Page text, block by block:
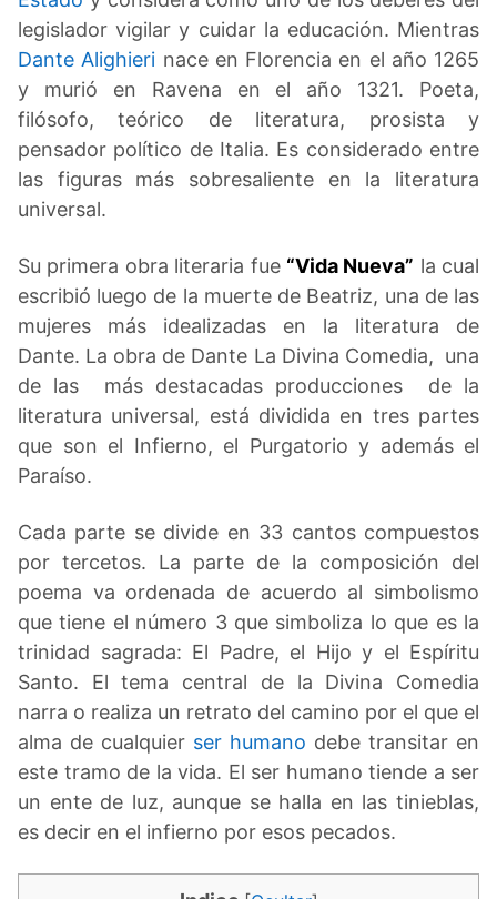
legislador vigilar y cuidar la educación. Mientras
Dante Alighieri nace en Florencia en el año 1265
y murió en Ravena en el año 1321. Poeta,
filósofo, teórico de literatura, prosista y
pensador político de Italia. Es considerado entre
las figuras más sobresaliente en la literatura
universal.
Su primera obra literaria fue “Vida Nueva” la cual
escribió luego de la muerte de Beatriz, una de las
mujeres más idealizadas en la literatura de
Dante. La obra de Dante La Divina Comedia, una
de las más destacadas producciones de la
literatura universal, está dividida en tres partes
que son el Infierno, el Purgatorio y además el
Paraíso.
Cada parte se divide en 33 cantos compuestos
por tercetos. La parte de la composición del
poema va ordenada de acuerdo al simbolismo
que tiene el número 3 que simboliza lo que es la
trinidad sagrada: El Padre, el Hijo y el Espíritu
Santo. El tema central de la Divina Comedia
narra o realiza un retrato del camino por el que el
alma de cualquier ser humano debe transitar en
este tramo de la vida. El ser humano tiende a ser
un ente de luz, aunque se halla en las tinieblas,
es decir en el infierno por esos pecados.